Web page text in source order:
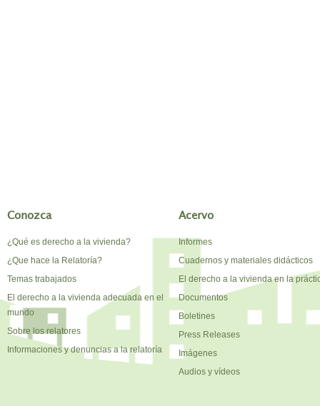
Conozca
¿Qué es derecho a la vivienda?
¿Que hace la Relatoría?
Temas trabajados
El derecho a la vivienda adecuada en el
mundo
Sobre los relatores
Informaciones y denuncias a la relatoría
Acervo
Informes
Cuadernos y materiales didácticos
El derecho a la vivienda en la
Documentos
Boletines
Press Releases
Imágenes
Audios y vídeos